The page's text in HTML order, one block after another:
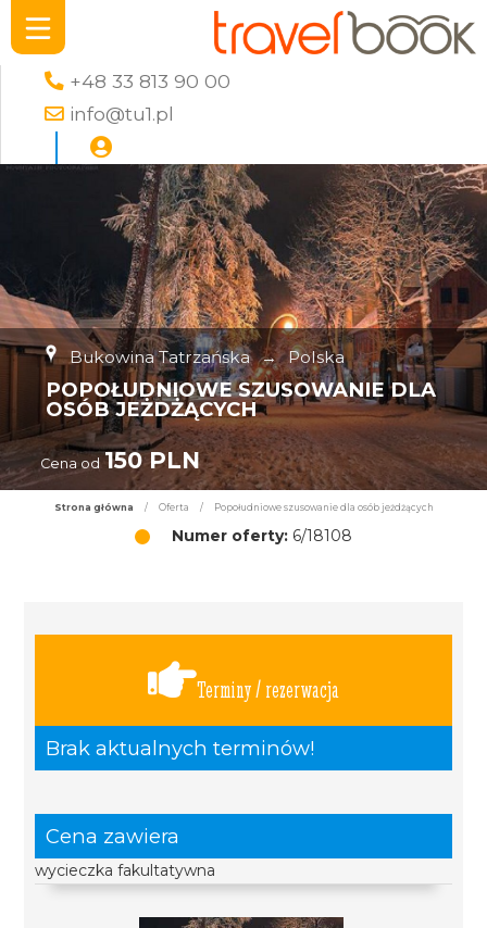
+48 33 813 90 00
info@tu1.pl
Bukowina Tatrzańska → Polska
POPOŁUDNIOWE SZUSOWANIE DLA
OSÓB JEŻDŻĄCYCH
Cena od 150 PLN
Strona główna / Oferta / Popołudniowe szusowanie dla osób jeżdżących
Numer oferty: 6/18108
Terminy / rezerwacja
Brak aktualnych terminów!
Cena zawiera
wycieczka fakultatywna